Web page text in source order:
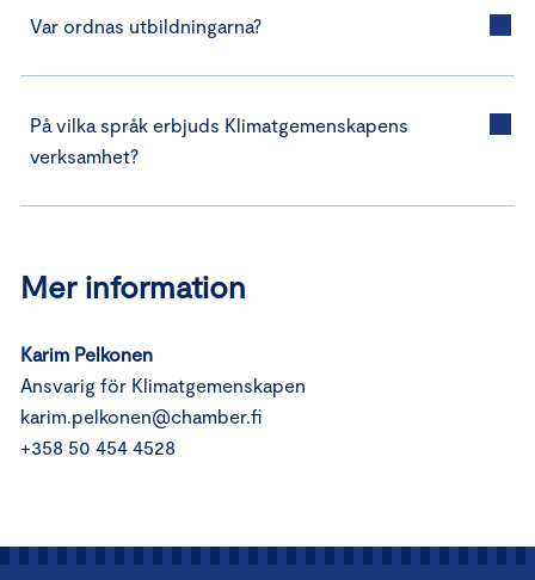
Var ordnas utbildningarna?
På vilka språk erbjuds Klimatgemenskapens
verksamhet?
Mer information
Karim Pelkonen
Ansvarig för Klimatgemenskapen
karim.pelkonen@chamber.fi
+358 50 454 4528